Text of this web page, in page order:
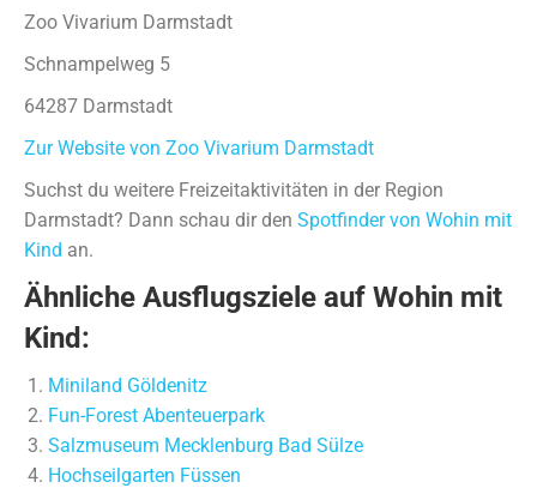
Zoo Vivarium Darmstadt
Schnampelweg 5
64287 Darmstadt
Zur Website von Zoo Vivarium Darmstadt
Suchst du weitere Freizeitaktivitäten in der Region
Darmstadt? Dann schau dir den Spotfinder von Wohin mit
Kind an.
Ähnliche Ausflugsziele auf Wohin mit
Kind:
Miniland Göldenitz
Fun-Forest Abenteuerpark
Salzmuseum Mecklenburg Bad Sülze
Hochseilgarten Füssen